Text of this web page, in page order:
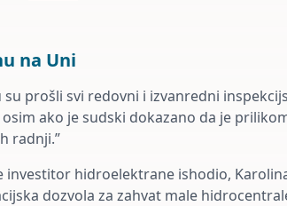
na Uni
su prošli svi redovni i izvanredni
ako je sudski dokazano da je
radnji.”
investitor hidroelektrane ishodio,
dozvola za zahvat male